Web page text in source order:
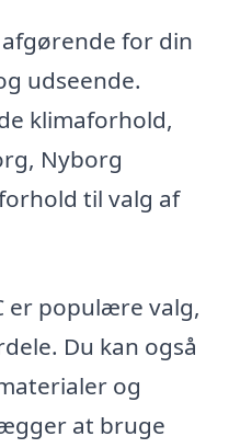
for din
udseende.
klimaforhold,
Nyborg
til valg af
er populære valg,
Du kan også
og
at bruge